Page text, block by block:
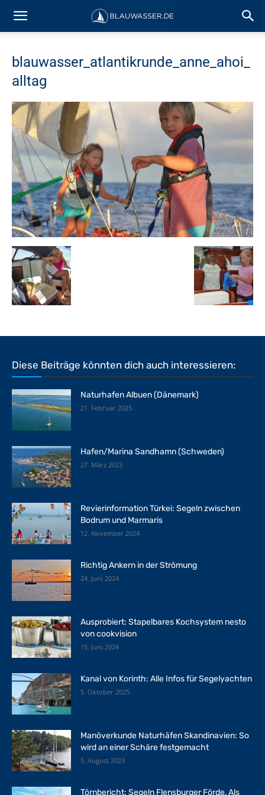
blauwasser_atlantikrunde_anne_ahoi_
alltag
Diese Beiträge könnten dich auch interessieren:
Naturhafen Albuen (Dänemark)
21. Februar 2025
Hafen/Marina Sandhamn (Schweden)
27. März 2023
Revierinformation Türkei: Segeln zwischen
Bodrum und Marmaris
12. November 2024
Richtig Ankern in der Strömung
24. Juni 2024
Ausprobiert: Stapelbares Kochsystem nesto
von cookvision
15. Juni 2024
Kanal von Korinth: Alle Infos für Segelyachten
5. Oktober 2025
Manöverkunde Naturhäfen Skandinavien: So
wird an einer Schäre festgemacht
5. August 2023
Törnbericht: Segeln Flensburger Förde, Als